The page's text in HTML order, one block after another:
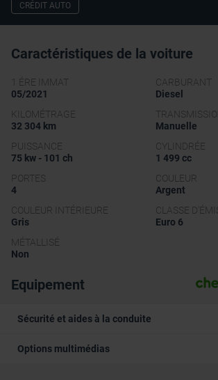
CRÉDIT AUTO
Caractéristiques de la voiture
1 ÉRE IMMAT
05/2021
CARBURANT
Diesel
KILOMÉTRAGE
32 304 km
Manuelle
PUISSANCE
75 kw - 101 ch
CYLINDRÉE
1 499 cc
PORTES
4
COULEUR
Argent
COULEUR INTÉRIEURE
Gris
CLASSE
Euro 6
MÉTALLISÉ
Non
Equipement
Sécurité et aides à la conduite
Options multimédias